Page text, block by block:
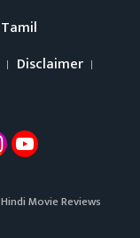
Tamil
Disclaimer
Hindi Movie Reviews